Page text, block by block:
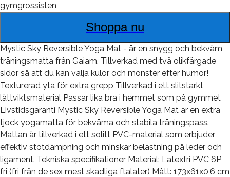
gymgrossisten
Shoppa nu
Mystic Sky Reversible Yoga Mat - är en snygg och bekväm
träningsmatta från Gaiam. Tillverkad med två olikfärgade
sidor så att du kan välja kulör och mönster efter humör!
Texturerad yta för extra grepp Tillverkad i ett slitstarkt
lättviktsmaterial Passar lika bra i hemmet som på gymmet
Livstidsgaranti Mystic Sky Reversible Yoga Mat är en extra
tjock yogamatta för bekväma och stabila träningspass.
Mattan är tillverkad i ett solitt PVC-material som erbjuder
effektiv stötdämpning och minskar belastning på leder och
ligament. Tekniska specifikationer Material: Latexfri PVC 6P
fri (fri från de sex mest skadliga ftalater) Mått: 173x61x0,6 cm